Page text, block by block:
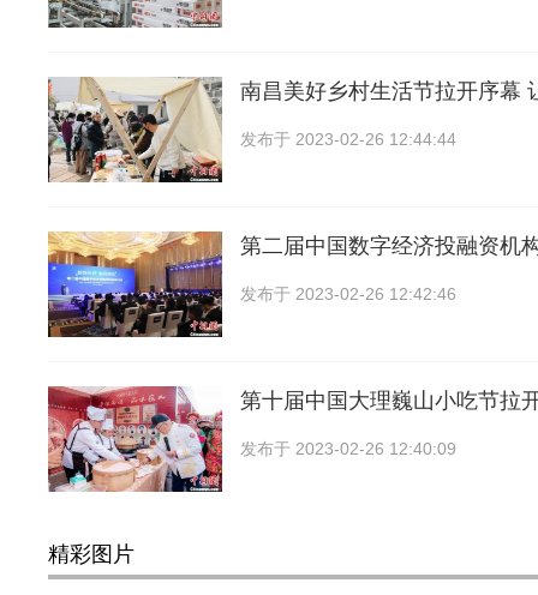
南昌美好乡村生活节拉开序幕
发布于 2023-02-26 12:44:44
第二届中国数字经济投融资机
发布于 2023-02-26 12:42:46
第十届中国大理巍山小吃节拉
发布于 2023-02-26 12:40:09
精彩图片